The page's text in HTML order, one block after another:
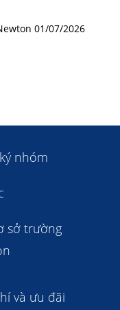
01/07/2026
nhóm
sở trường
và ưu đãi